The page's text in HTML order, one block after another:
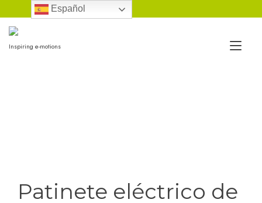
al
contenido
Inspiring e-motions
Patinete eléctrico de
Español